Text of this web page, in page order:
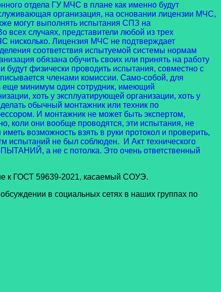
отдела ГУ МЧС в плане как именно будут
организация, на основании лицензии МЧС,
могут выполнять испытания СПЗ на
всех случаях, представители любой из трех
Лицензия МЧС не подтверждает
соответствия испытуемой системы нормам
обязана обучить своих или принять на работу
физически проводить испытания, совместно с
членами комиссии. Само-собой, для
еще минимум один сотрудник, имеющий
хоть у эксплуатирующей организации, хоть у
обычный монтажник или техник по
И монтажник не может быть экспертом,
коли они вообще проводятся, эти испытания, не
возможность взять в руки протокол и проверить,
испытаний не был соблюден. И Акт технического
а не с потолка. Это очень ответственный
к ГОСТ 59639-2021, касаемый СОУЭ.
в социальных сетях в наших группах по